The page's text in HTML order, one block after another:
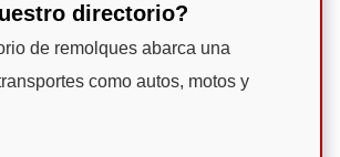
directorio?
de remolques abarca una
como autos, motos y